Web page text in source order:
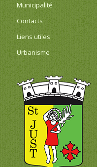
Municipalité
Contacts
Liens utiles
Urbanisme